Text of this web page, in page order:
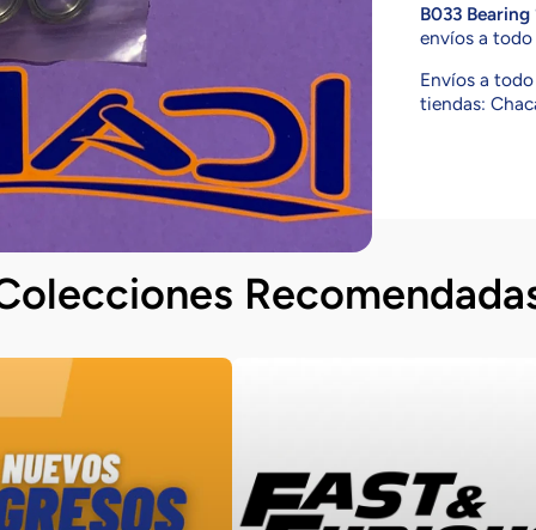
B033 Bearing
envíos a todo
Envíos a
tiendas: